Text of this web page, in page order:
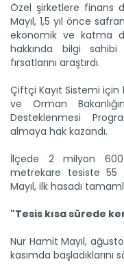
Özel şirketlere finans
Mayıl, 1,5 yıl önce
ekonomik ve katma
hakkında bilgi
fırsatlarını araştırdı.
Çiftçi Kayıt Sistemi için
ve Orman
Desteklenmesi
almaya hak kazandı.
İlçede 2 milyon
metrekare tesiste 55
Mayıl, ilk hasadı
"Tesis kısa sürede
Nur Hamit Mayıl,
kasımda başladıklarını